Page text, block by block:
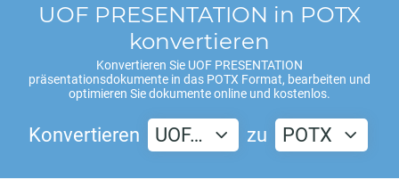
UOF PRESENTATION in POTX
konvertieren
Konvertieren Sie UOF PRESENTATION
präsentationsdokumente in das POTX Format, bearbeiten und
optimieren Sie dokumente online und kostenlos.
Konvertieren UOF… zu POTX